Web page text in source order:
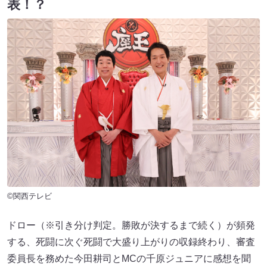
表！？
©関西テレビ
ドロー（※引き分け判定。勝敗が決するまで続く）が頻発
する、死闘に次ぐ死闘で大盛り上がりの収録終わり、審査
委員長を務めた今田耕司とMCの千原ジュニアに感想を聞